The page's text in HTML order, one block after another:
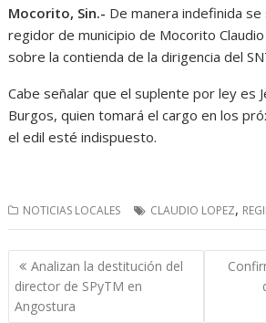
Mocorito, Sin.- De manera indefinida
regidor de municipio de Mocorito
sobre la contienda de la dirigencia del
Cabe señalar que el suplente por ley es
Burgos, quien tomará el cargo en los
el edil esté indispuesto.
NOTICIAS LOCALES CLAUDIO LOPEZ,
Navegación
de
entradas
Analizan la destitución del
director de SPyTM en
Angostura